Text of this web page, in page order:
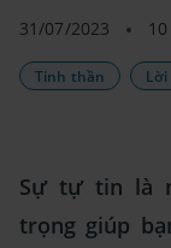
31/07/2023
Tinh thần
Sự tự tin là
trọng giúp